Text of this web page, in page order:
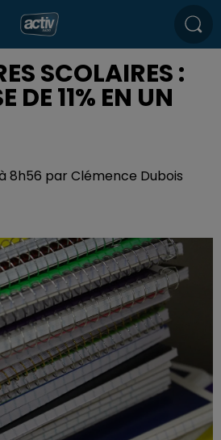
SCOLAIRES :
DE 11% EN UN
8h56 par Clémence Dubois